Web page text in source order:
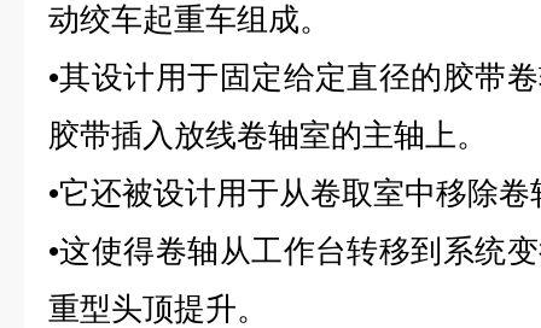
动绞车起重车组成。
•其设计用于固定给定直径的胶带
胶带插入放线卷轴室的主轴上。
•它还被设计用于从卷取室中移除卷
•这使得卷轴从工作台转移到系统
重型头顶提升。